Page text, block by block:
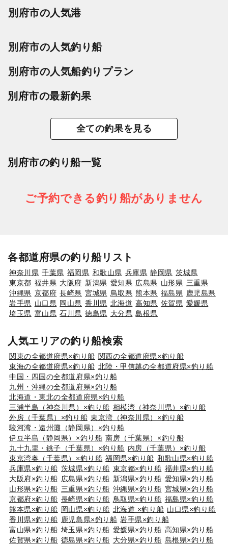
別府市の人気港
別府市の人気釣り船
別府市の人気船釣りプラン
別府市の最新釣果
全ての釣果を見る
別府市の釣り船一覧
ご予約できる釣り船がありません
各都道府県の釣り船リスト
神奈川県 千葉県 福岡県 和歌山県 兵庫県 静岡県 茨城県
東京都 福井県 大阪府 新潟県 愛知県 広島県 山形県 三重県
沖縄県 京都府 長崎県 宮城県 鳥取県 熊本県 福島県
鹿児島県
岩手県 山口県 岡山県 香川県 北海道 高知県 佐賀県 愛媛県
埼玉県 富山県 石川県 徳島県 大分県 島根県
人気エリアの釣り船検索
関東の全都道府県×釣り船 関西の全都道府県×釣り船
東海の全都道府県×釣り船 北陸・甲信越の全都道府県×釣り船
中国・四国の全都道府県×釣り船
九州・沖縄の全都道府県×釣り船
北海道・東北の全都道府県×釣り船
三浦半島（神奈川県）×釣り船 相模湾（神奈川県）×釣り船
外房（千葉県）×釣り船 東京湾（神奈川県）×釣り船
駿河湾・遠州灘（静岡県）×釣り船
伊豆半島（静岡県）×釣り船 南房（千葉県）×釣り船
九十九里・銚子（千葉県）×釣り船 内房（千葉県）×釣り船
東京湾奥（千葉県）×釣り船 福岡県×釣り船 和歌山県×釣り船
兵庫県×釣り船 茨城県×釣り船 東京都×釣り船 福井県×釣り船
大阪府×釣り船 広島県×釣り船 新潟県×釣り船 愛知県×釣り船
山形県×釣り船 三重県×釣り船 沖縄県×釣り船 宮城県×釣り船
京都府×釣り船 長崎県×釣り船 鳥取県×釣り船 福島県×釣り船
熊本県×釣り船 岡山県×釣り船 北海道 ×釣り船 山口県×釣り船
香川県×釣り船 鹿児島県×釣り船 岩手県×釣り船
富山県×釣り船 埼玉県×釣り船 愛媛県×釣り船 高知県×釣り船
佐賀県×釣り船 徳島県×釣り船 大分県×釣り船 島根県×釣り船